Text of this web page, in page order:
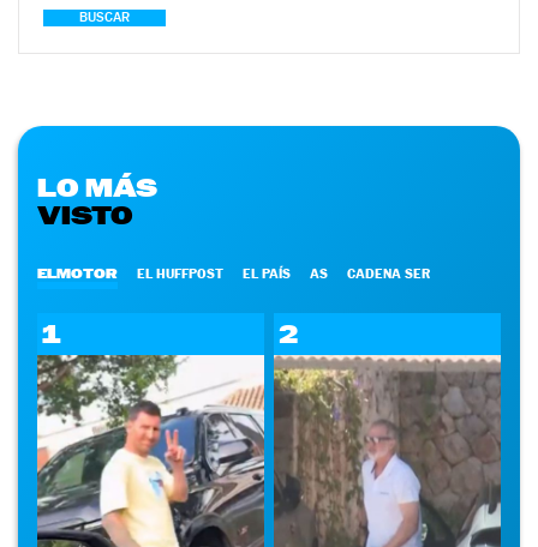
BUSCAR
LO MÁS
VISTO
ELMOTOR EL HUFFPOST EL PAÍS AS CADENA SER
1 2